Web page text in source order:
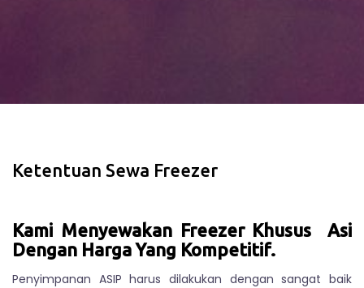
Ketentuan Sewa Freezer
Kami Menyewakan Freezer Khusus Asi
Dengan Harga Yang Kompetitif.
Penyimpanan ASIP harus dilakukan dengan sangat baik